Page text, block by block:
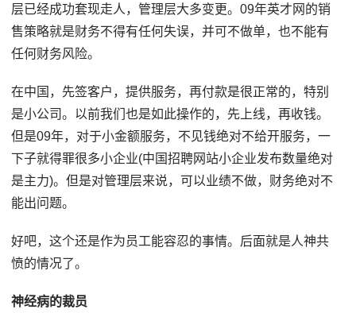
层已经成功套现走人，管理层大多变更。09年英才网的销
售策略就是财务不得有任何失误，并可不做单，也不能有
任何财务风险。
在中国，先签客户，提供服务，再付款是很正常的，特别
是小公司。以前我们也是如此操作的，先上线，再收钱。
但是09年，对于小金额服务，不见钱绝对不给开服务，一
下子就得罪很多小企业(中国招聘网站小企业发布数量绝对
是主力)。但是对管理层来说，可以业绩不做，财务绝对不
能出问题。
好吧，这个还是作为员工能容忍的事情。后面就是人神共
愤的情况了。
神经病的裁员